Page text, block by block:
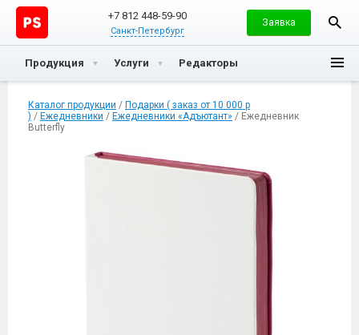
+7 812 448-59-90
Санкт-Петербург
Заявка
Продукция Услуги Редакторы
Каталог продукции / Подарки ( заказ от 10 000 р
) / Ежедневники / Ежедневники «Адъютант» / Ежедневник
Butterfly